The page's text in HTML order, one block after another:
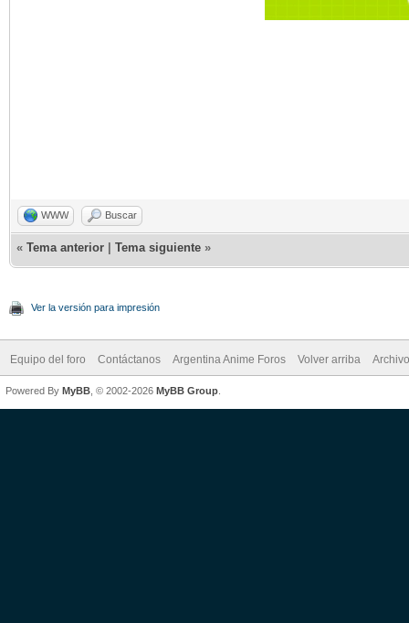
WWW Buscar
« Tema anterior Tema siguiente »
Ver la versión para impresión
Equipo del foro Contáctanos Argentina Anime Foros Volver arriba
Powered By MyBB , © 2002-2026 MyBB Group